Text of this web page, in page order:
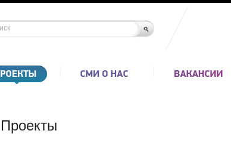
Проекты